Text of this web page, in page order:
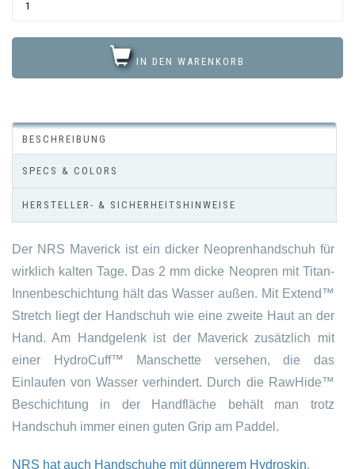
IN DEN WARENKORB
BESCHREIBUNG
SPECS & COLORS
HERSTELLER- & SICHERHEITSHINWEISE
Der NRS Maverick ist ein dicker Neoprenhandschuh für
wirklich kalten Tage. Das 2 mm dicke Neopren mit Titan-
Innenbeschichtung hält das Wasser außen. Mit Extend™
Stretch liegt der Handschuh wie eine zweite Haut an der
Hand. Am Handgelenk ist der Maverick zusätzlich mit
einer HydroCuff™ Manschette versehen, die das
Einlaufen von Wasser verhindert. Durch die RawHide™
Beschichtung in der Handfläche behält man trotz
Handschuh immer einen guten Grip am Paddel.
NRS hat auch Handschuhe mit dünnerem Hydroskin.